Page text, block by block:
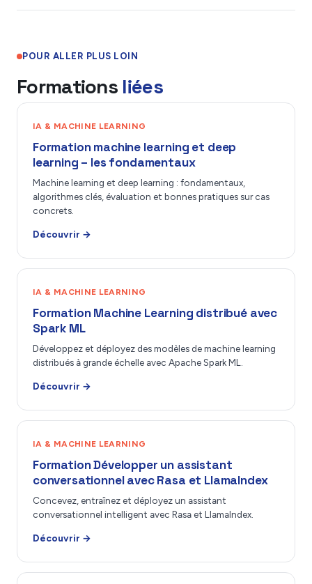
POUR ALLER PLUS LOIN
Formations liées
IA & MACHINE LEARNING
Formation machine learning et deep
learning – les fondamentaux
Machine learning et deep learning : fondamentaux,
algorithmes clés, évaluation et bonnes pratiques sur cas
concrets.
Découvrir →
IA & MACHINE LEARNING
Formation Machine Learning distribué avec
Spark ML
Développez et déployez des modèles de machine learning
distribués à grande échelle avec Apache Spark ML.
Découvrir →
IA & MACHINE LEARNING
Formation Développer un assistant
conversationnel avec Rasa et LlamaIndex
Concevez, entraînez et déployez un assistant
conversationnel intelligent avec Rasa et LlamaIndex.
Découvrir →